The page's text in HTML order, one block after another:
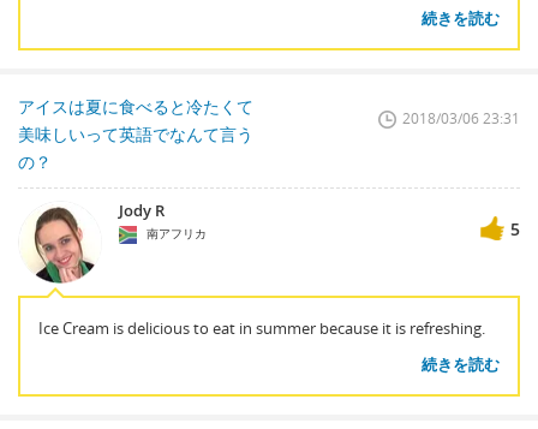
続きを読む
アイスは夏に食べると冷たくて
美味しいって英語でなんて言う
の？
2018/03/06 23:31
Jody R
南アフリカ 5
Ice Cream is delicious to eat in summer because it is refreshing.
続きを読む